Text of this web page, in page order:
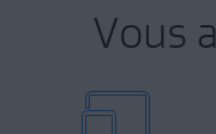
Vous